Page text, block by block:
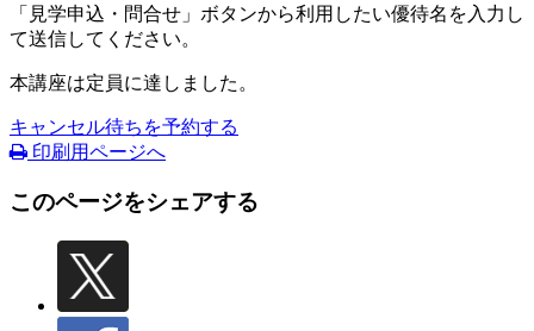
「見学申込・問合せ」ボタンから利用したい優待名を入力し
て送信してください。
本講座は定員に達しました。
キャンセル待ちを予約する
印刷用ページへ
このページをシェアする